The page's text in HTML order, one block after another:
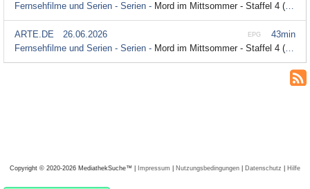
Fernsehfilme und Serien - Serien - Mord im Mittsommer - Staffel 4 (1/3) - Fall 4: Heute Nacht bist du tot (mit Untertitel)
43min
EPG
ARTE.DE
26.06.2026
Fernsehfilme und Serien - Serien - Mord im Mittsommer - Staffel 4 (1/3) - Fall 4: Heute Nacht bist du tot
Copyright © 2020-2026 MediathekSuche™ | Impressum | Nutzungsbedingungen | Datenschutz | Hilfe